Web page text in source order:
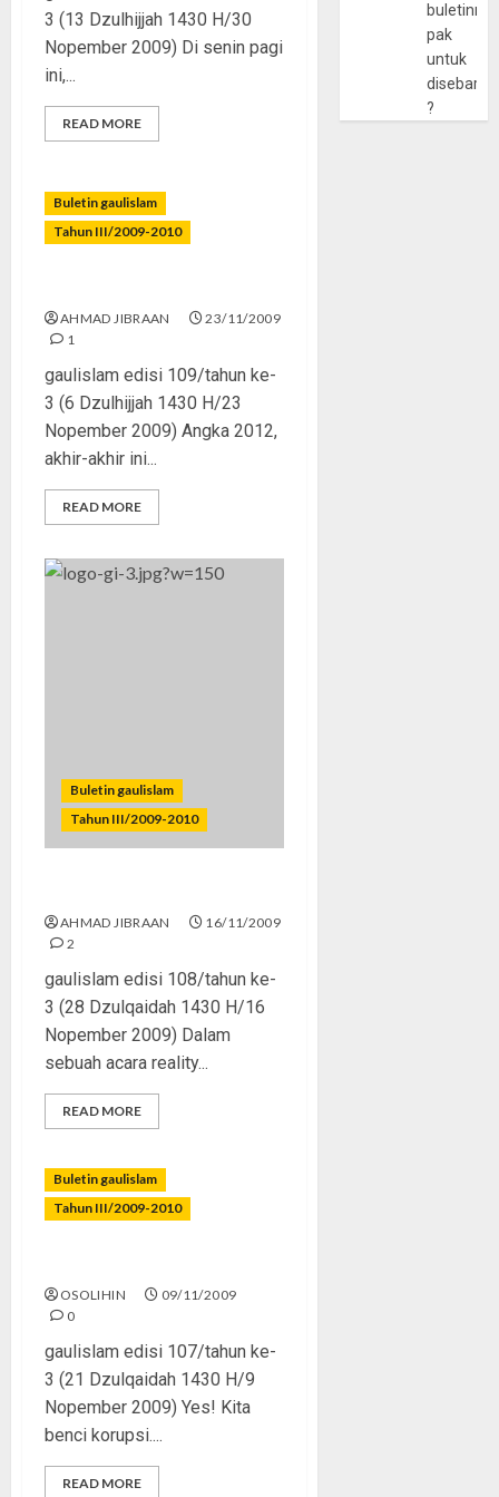
3 (13 Dzulhijjah 1430 H/30
Nopember 2009) Di senin pagi
ini,...
READ MORE
Buletin gaulislam
Tahun III/2009-2010
AHMAD JIBRAAN
23/11/2009
1
gaulislam edisi 109/tahun ke-
3 (6 Dzulhijjah 1430 H/23
Nopember 2009) Angka 2012,
akhir-akhir ini...
READ MORE
Buletin gaulislam
Tahun III/2009-2010
AHMAD JIBRAAN
16/11/2009
2
gaulislam edisi 108/tahun ke-
3 (28 Dzulqaidah 1430 H/16
Nopember 2009) Dalam
sebuah acara reality...
READ MORE
Buletin gaulislam
Tahun III/2009-2010
OSOLIHIN
09/11/2009
0
gaulislam edisi 107/tahun ke-
3 (21 Dzulqaidah 1430 H/9
Nopember 2009) Yes! Kita
benci korupsi....
READ MORE
pak
untuk
?